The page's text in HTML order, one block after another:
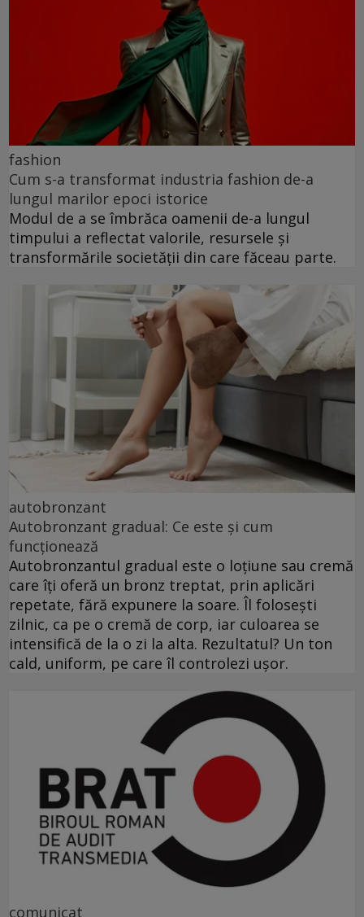
fashion
Cum s-a transformat industria fashion de-a
lungul marilor epoci istorice
Modul de a se îmbrăca oamenii de-a lungul
timpului a reflectat valorile, resursele și
transformările societății din care făceau parte.
autobronzant
Autobronzant gradual: Ce este și cum
funcționează
Autobronzantul gradual este o loțiune sau cremă
care îți oferă un bronz treptat, prin aplicări
repetate, fără expunere la soare. Îl folosești
zilnic, ca pe o cremă de corp, iar culoarea se
intensifică de la o zi la alta. Rezultatul? Un ton
cald, uniform, pe care îl controlezi ușor.
comunicat